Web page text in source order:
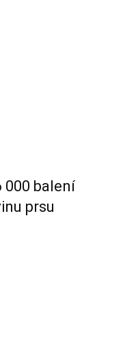
000 balení
prsu